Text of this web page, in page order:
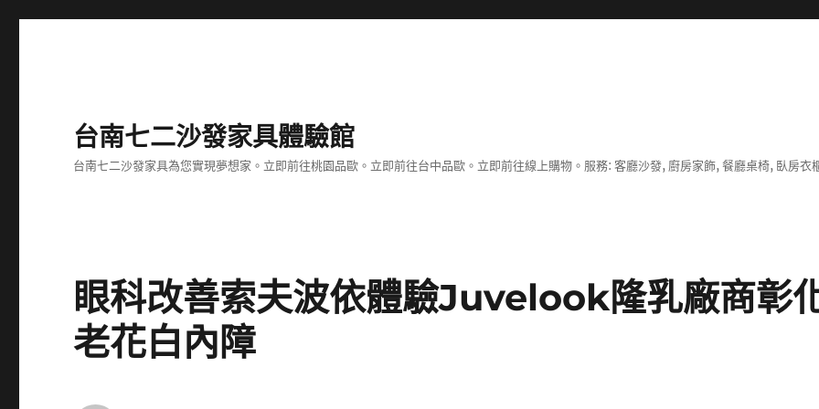
台南七二沙發家具體驗館
台南七二沙發家具為您實現夢想家。立即前往桃園品歐。立即前往台中品歐。立即前往線上購物。服務: 客廳沙發, 廚房家飾, 餐廳桌椅, 臥房衣
眼科改善索夫波依體驗Juvelook隆乳廠商彰
老花白內障